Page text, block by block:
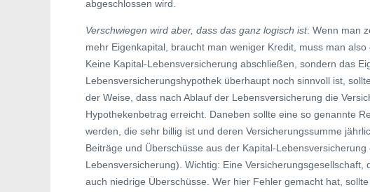
abgeschlossen wird.
Verschwiegen wird aber, dass das ganz logisch ist: Wenn man
mehr Eigenkapital, braucht man weniger Kredit, muss man
Keine Kapital-Lebensversicherung abschließen, sondern das
Lebensversicherungshypothek überhaupt noch sinnvoll ist,
der Weise, dass nach Ablauf der Lebensversicherung die
Hypothekenbetrag erreicht. Daneben sollte eine so genannte
werden, die sehr billig ist und deren Versicherungssumme
Beiträge und Überschüsse aus der Kapital-
Lebensversicherung). Wichtig: Eine
auch niedrige Überschüsse. Wer hier Fehler gemacht hat,